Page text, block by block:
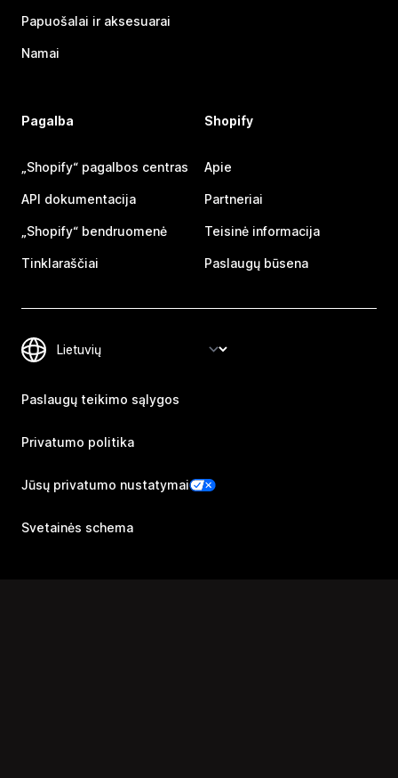
Papuošalai ir aksesuarai
Namai
Pagalba
„Shopify“ pagalbos centras
API dokumentacija
„Shopify“ bendruomenė
Tinklaraščiai
Shopify
Apie
Partneriai
Teisinė informacija
Paslaugų būsena
Paslaugų teikimo sąlygos
Privatumo politika
Jūsų privatumo nustatymai
Svetainės schema